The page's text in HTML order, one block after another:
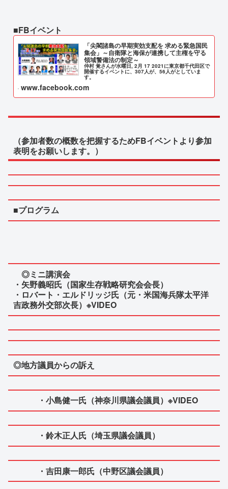
■FBイベント
「尖閣諸島の早期実効支配を 求める緊急国民
集会」～自衛隊と海保が連携して主権を守る
領域警備法の制定～
仲村 覚さんが水曜日, 2月 17 2021に東京都千代田区で
開催するイベントに、307人が、56人がとしていま
す。
www.facebook.com
（参加者数の概数を把握するためFBイベントより参加
表明をお願いします。）
■プログラム
◎ミニ講演会
・矢野義昭氏（国家生存戦略研究会会長）
・ロバート・エルドリッジ氏（元・米国海兵隊太平洋
吉政務外交部次長）※VIDEO
◎地方議員からの訴え
・小島健一氏（神奈川県議会議員）※VIDEO
・鈴木正人氏（埼玉県議会議員）
・吉田康一郎氏（中野区議会議員）